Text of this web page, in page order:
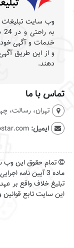
وب سایت تبلیغات
خدمات و آگهی خود
و از این طریق
دهند.
تماس با ما
تهران، رسالت،
ایمیل:
تمام حقوق این وب
تبلیغ خلاف واقع بر
این سایت تابع